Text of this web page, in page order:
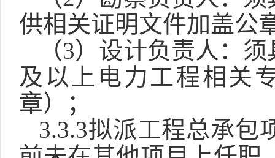
供相关证明文件加盖公
（3）设计负责人：
及以上电力工程相关
章）
；
3.3.3拟派工程总承包